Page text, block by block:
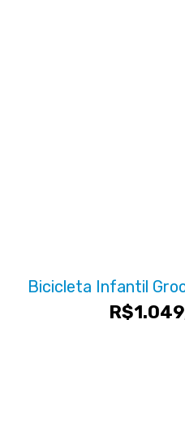
Bicicleta Infantil
R$